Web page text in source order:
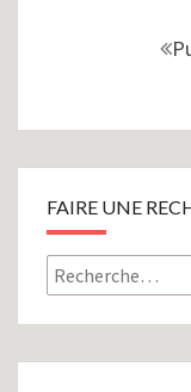
articles
FAIRE UNE
Rechercher :